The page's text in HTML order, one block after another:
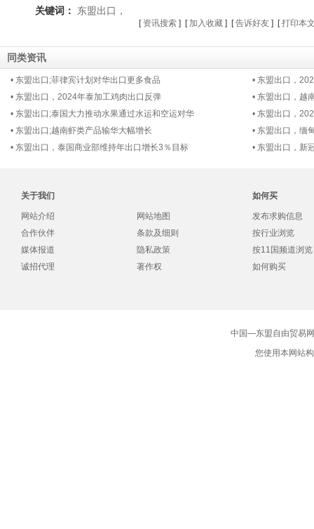
关键词： 东盟出口，
[ 资讯搜索 ] [ 加入收藏 ] [告诉好友 ] [打印本
同类资讯
• 东盟出口;菲律宾计划对华出口更多食品
• 东盟出口，
• 东盟出口，2024年泰加工鸡肉出口反弹
• 东盟出口，​越
• 东盟出口;泰国大力推动水果通过水运和空运对华
• 东盟出口，
• 东盟出口;越南虾类产品输华大幅增长
• 东盟出口，缅
• 东盟出口，泰国商业部维持年出口增长3％目标
• 东盟出口，新
关于我们
网站介绍
合作伙伴
媒体报道
诚招代理
网站地图
条款及细则
隐私政策
著作权
如何买
发布求购信息
按行业浏览
按11国频道浏览
如何购买
中国—东盟自由贸易
您使用本网站